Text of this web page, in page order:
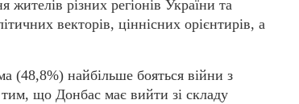
жителів різних регіонів України та
векторів, ціннісних орієнтирів, а
(48,8%) найбільше бояться війни з
що Донбас має вийти зі складу